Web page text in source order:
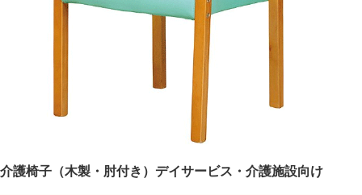
介護椅子（木製・肘付き）デイサービス・介護施設向け